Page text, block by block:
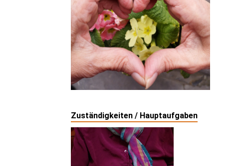
Zuständigkeiten / Hauptaufgaben